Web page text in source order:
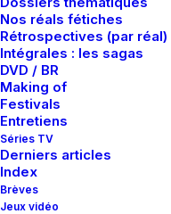
Nos réals fétiches
Rétrospectives (par réal)
Intégrales : les sagas
DVD / BR
Making of
Festivals
Entretiens
Séries TV
Derniers articles
Index
Brèves
Jeux vidéo